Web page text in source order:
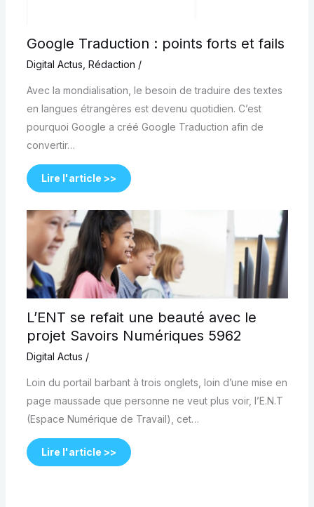
Google Traduction : points forts et fails
Digital Actus Rédaction /
Avec la mondialisation, le besoin de traduire des textes
en langues étrangères est devenu quotidien. C’est
pourquoi Google a créé Google Traduction afin de
convertir…
Lire l'article >>
L’ENT se refait une beauté avec le
projet Savoirs Numériques 5962
Digital Actus /
Loin du portail barbant à trois onglets, loin d’une mise en
page maussade que personne ne veut plus voir, l’E.N.T
(Espace Numérique de Travail), cet…
Lire l'article >>